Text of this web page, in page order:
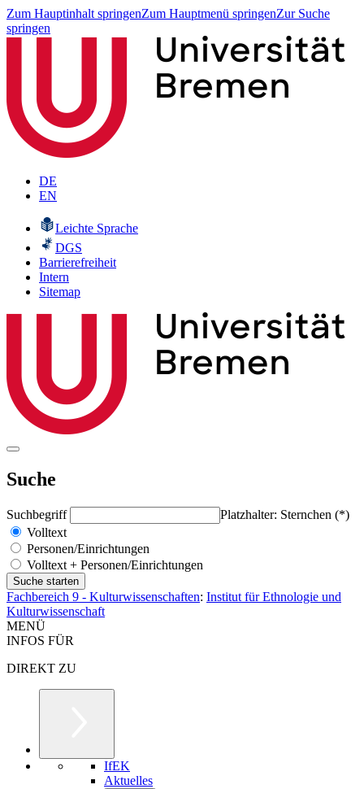
Zum Hauptinhalt springenZum Hauptmenü springenZur Suche
springen
DE
EN
Leichte Sprache
DGS
Barrierefreiheit
Intern
Sitemap
Suche
Suchbegriff
Platzhalter: Sternchen (*)
Volltext
Personen/Einrichtungen
Volltext + Personen/Einrichtungen
Fachbereich 9 - Kulturwissenschaften: Institut für Ethnologie und
Kulturwissenschaft
MENÜ
INFOS FÜR
DIREKT ZU
IfEK
Aktuelles